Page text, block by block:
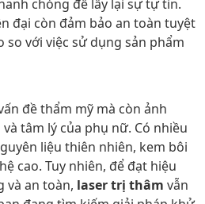
chóng để lấy lại sự tự tin.
đại còn đảm bảo an toàn tuyệt
so với việc sử dụng sản phẩm
đề thẩm mỹ mà còn ảnh
tâm lý của phụ nữ. Có nhiều
liệu thiên nhiên, kem bôi
cao. Tuy nhiên, để đạt hiệu
và an toàn, laser trị thâm vẫn